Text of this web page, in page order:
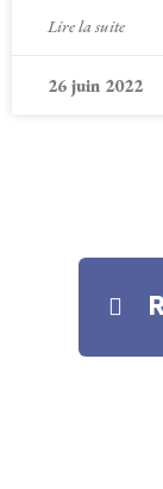
Lire la suite
26 juin 2022